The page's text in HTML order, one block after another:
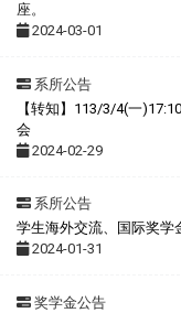
座。
2024-03-01
系所公告
【转知】113/3/4(一
会
2024-02-29
系所公告
学生海外交流、国际奖学
2024-01-31
奖学金公告